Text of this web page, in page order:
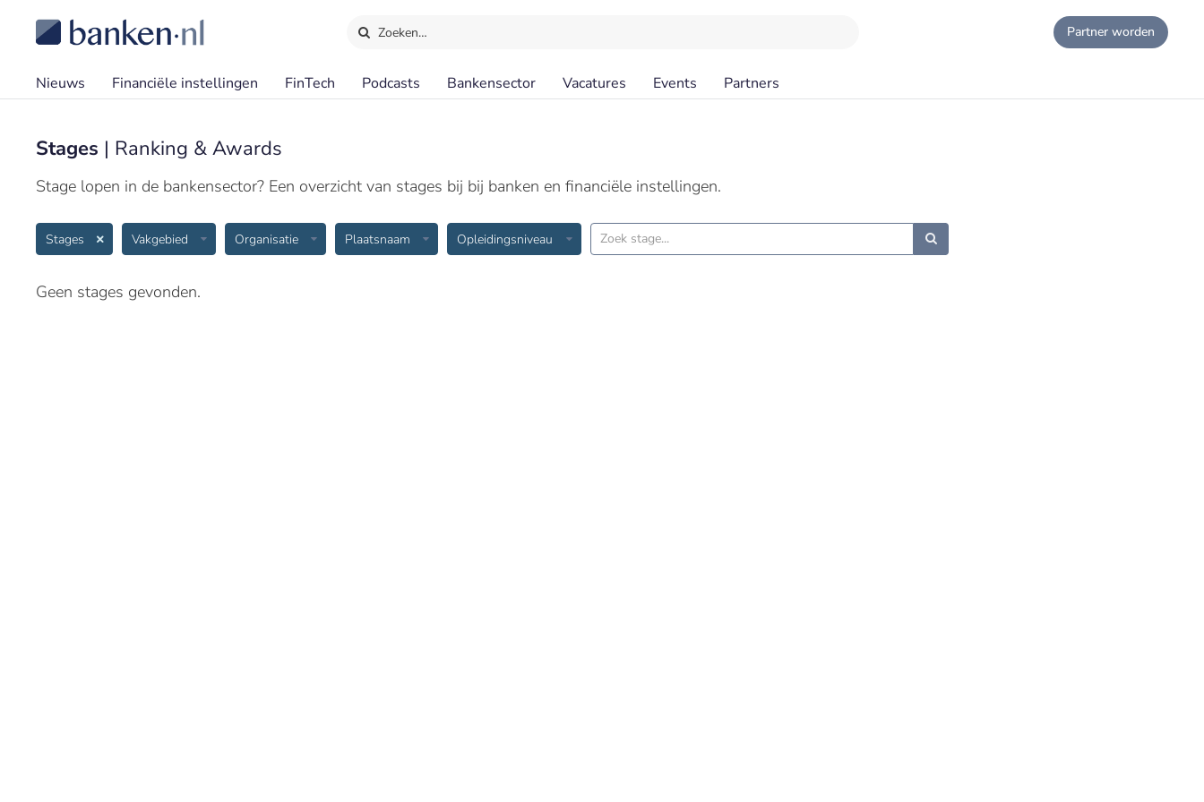
Zoeken… Partner worden
Nieuws Financiële instellingen FinTech Podcasts Bankensector Vacatures Events Partners
Stages | Ranking & Awards
Stage lopen in de bankensector? Een overzicht van stages bij bij banken en financiële instellingen.
Stages Vakgebied Organisatie Plaatsnaam Opleidingsniveau
Geen stages gevonden.